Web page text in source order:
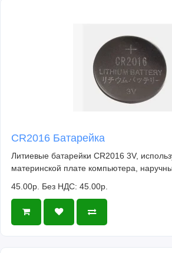
CR2016 Батарейка
Литиевые батарейки CR2016 3V,
материнской плате компьютера,
45.00р. Без НДС: 45.00р.